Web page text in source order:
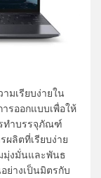
มเรียบง่ายใน
รออกแบบเพื่อให้
ทำบรรจุภัณฑ์
ผลิตที่เรียบง่าย
มุ่งมั่นและพันธ
ย่างเป็นมิตรกับ